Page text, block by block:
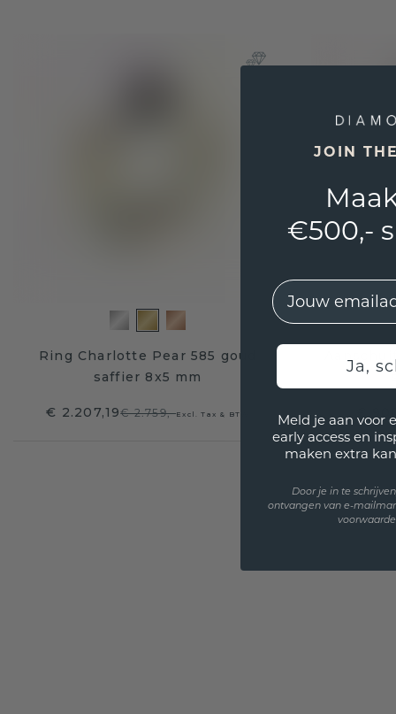
Ring Charlotte Pear 585 goud
saffier 8x5 mm
€ 2.207,19€ 2.759,-Excl. Tax & BTW
JOIN
€500,-
EMail
Ja,
Meld je aan voor
early access en
maken extra
Door je in te
ontvangen van e-